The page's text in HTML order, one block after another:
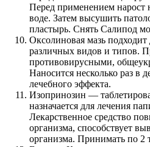
Перед применением нарост
воде. Затем высушить
пластырь. Снять Салипод
Оксолиновая мазь подходит
различных видов и типов.
противовирусными,
Наносится несколько раз в
лечебного эффекта.
Изопринозин —
назначается для лечения
Лекарственное средство
организма, способствует
организма. Принимать по 2